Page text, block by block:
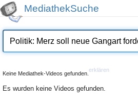
MediathekSuche
Keine Mediathek-Videos gefunden.
erklären
Es wurden keine Videos gefunden.